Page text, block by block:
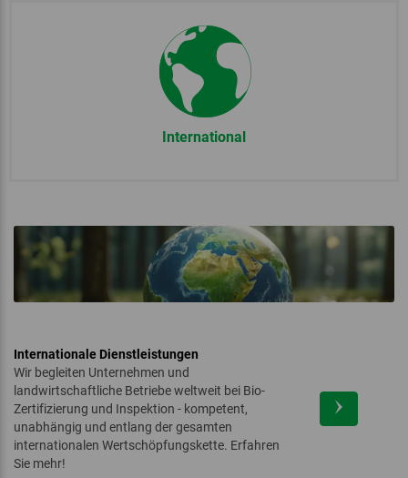
International
Internationale Dienstleistungen
Wir begleiten Unternehmen und
landwirtschaftliche Betriebe weltweit bei Bio-
Zertifizierung und Inspektion - kompetent,
unabhängig und entlang der gesamten
internationalen Wertschöpfungskette. Erfahren
Sie mehr!